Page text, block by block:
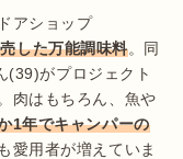
アショップ
した万能調味料。同
(39)がプロジェクト
肉はもちろん、魚や
1年でキャンパーの
愛用者が増えていま